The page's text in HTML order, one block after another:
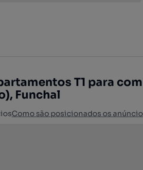
T1 para
Funchal
Como são posicionados os